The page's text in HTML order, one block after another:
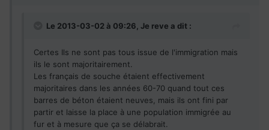
Le 2013-03-02 à 09:26, Je reve a dit :
Certes Ils ne sont pas tous issue de l'immigration mais
ils le sont majoritairement.
Les français de souche étaient effectivement
majoritaires dans les années 60-70 quand tout ces
barres de béton étaient neuves, mais ils ont fini par
partir et laisse la place à une population immigrée au
fur et à mesure que ça se délabrait.